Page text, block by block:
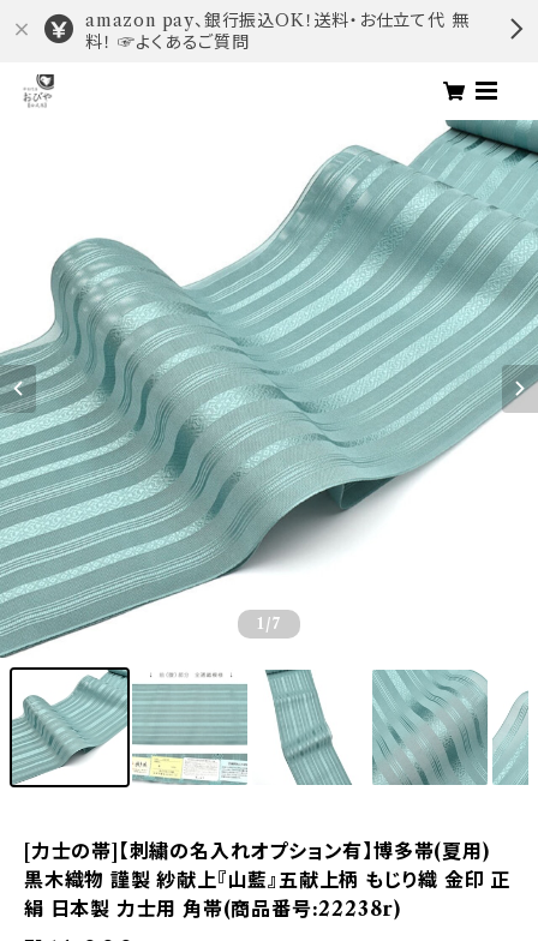
amazon pay、銀行振込OK！送料・お仕立て代 無
料！ ☞よくあるご質問
1 /7
[力士の帯]【刺繍の名入れオプション有】博多帯(夏用)
黒木織物 謹製 紗献上『山藍』五献上柄 もじり織 金印 正
絹 日本製 力士用 角帯(商品番号:22238r)